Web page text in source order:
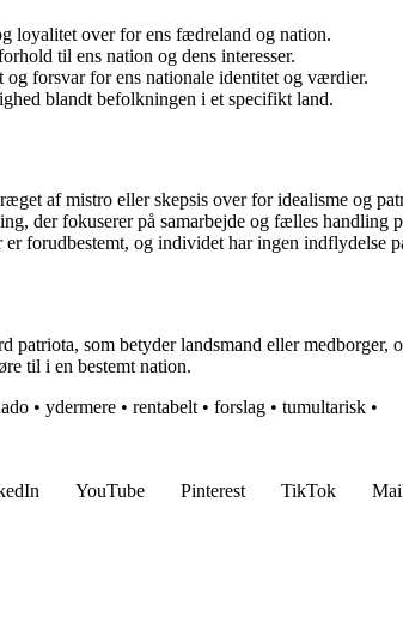
loyalitet over for ens fædreland og nation.
til ens nation og dens interesser.
og forsvar for ens nationale identitet og værdier.
blandt befolkningen i et specifikt land.
af mistro eller skepsis over for idealisme og
der fokuserer på samarbejde og fælles handling
er forudbestemt, og individet har ingen indflydelse
patriota, som betyder landsmand eller
til i en bestemt nation.
• ydermere • rentabelt • forslag • tumultarisk •
YouTube Pinterest TikTok